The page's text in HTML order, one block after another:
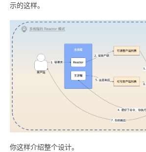
示的这样。
你这样介绍整个设计。